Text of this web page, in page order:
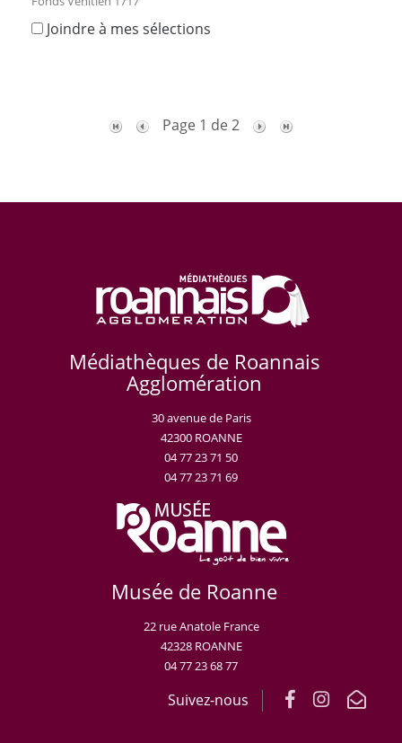
Joindre à mes sélections
Page 1 de 2
Médiathèques de Roannais
Agglomération
30 avenue de Paris
42300 ROANNE
04 77 23 71 50
04 77 23 71 69
Musée de Roanne
22 rue Anatole France
42328 ROANNE
04 77 23 68 77
Suivez-nous